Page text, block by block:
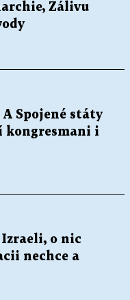
Zálivu
Spojené státy
kongresmani i
o nic
nechce a